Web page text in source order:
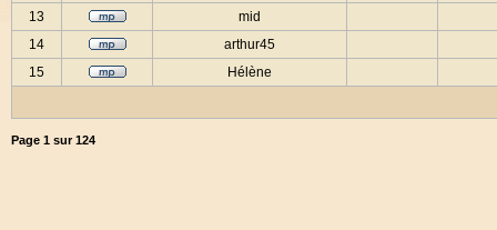
13
mid
14
arthur45
15
Hélène
Page 1 sur124